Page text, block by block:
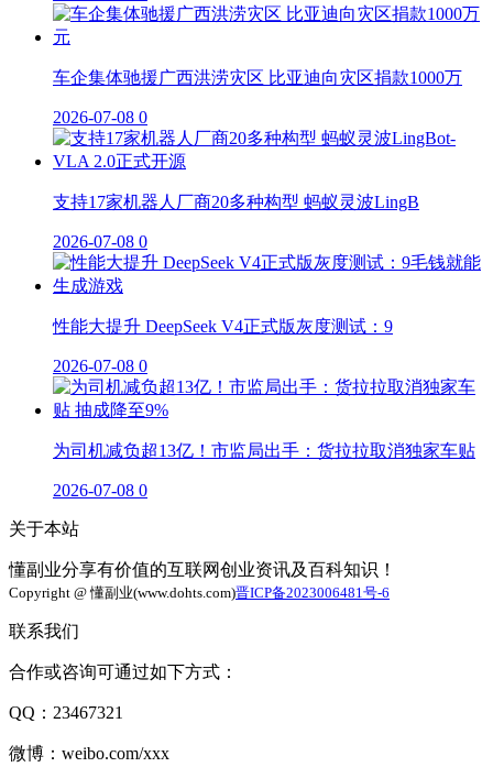
车企集体驰援广西洪涝灾区 比亚迪向灾区捐款1000万
2026-07-08 0
支持17家机器人厂商20多种构型 蚂蚁灵波LingB
2026-07-08 0
性能大提升 DeepSeek V4正式版灰度测试：9
2026-07-08 0
为司机减负超13亿！市监局出手：货拉拉取消独家车贴
2026-07-08 0
关于本站
懂副业分享有价值的互联网创业资讯及百科知识！
Copyright @ 懂副业(www.dohts.com)晋ICP备2023006481号-6
联系我们
合作或咨询可通过如下方式：
QQ：23467321
微博：weibo.com/xxx